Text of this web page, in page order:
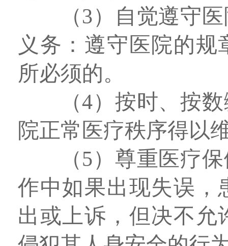
（3）自觉遵守
义务：遵守医院的
所必须的。
（4）按时、按
院正常医疗秩序得以
（5）尊重医疗
作中如果出现失误，
出或上诉，但决不允